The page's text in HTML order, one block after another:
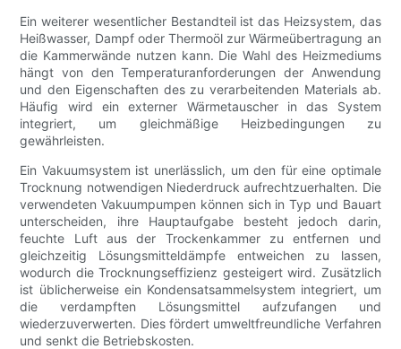
Ein weiterer wesentlicher Bestandteil ist das Heizsystem, das
Heißwasser, Dampf oder Thermoöl zur Wärmeübertragung an
die Kammerwände nutzen kann. Die Wahl des Heizmediums
hängt von den Temperaturanforderungen der Anwendung
und den Eigenschaften des zu verarbeitenden Materials ab.
Häufig wird ein externer Wärmetauscher in das System
integriert, um gleichmäßige Heizbedingungen zu
gewährleisten.
Ein Vakuumsystem ist unerlässlich, um den für eine optimale
Trocknung notwendigen Niederdruck aufrechtzuerhalten. Die
verwendeten Vakuumpumpen können sich in Typ und Bauart
unterscheiden, ihre Hauptaufgabe besteht jedoch darin,
feuchte Luft aus der Trockenkammer zu entfernen und
gleichzeitig Lösungsmitteldämpfe entweichen zu lassen,
wodurch die Trocknungseffizienz gesteigert wird. Zusätzlich
ist üblicherweise ein Kondensatsammelsystem integriert, um
die verdampften Lösungsmittel aufzufangen und
wiederzuverwerten. Dies fördert umweltfreundliche Verfahren
und senkt die Betriebskosten.